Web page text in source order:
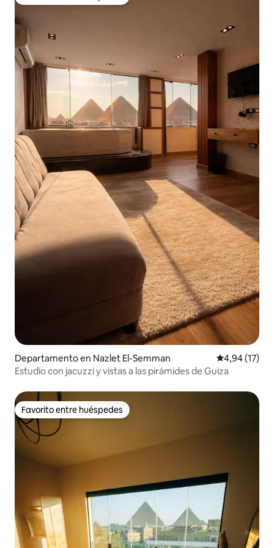
Departamento en Nazlet El-Semman Calificación
4,94 (17)
Estudio con jacuzzi y vistas a las pirámides de Guiza
Favorito entre huéspedes
Favorito entre huéspedes